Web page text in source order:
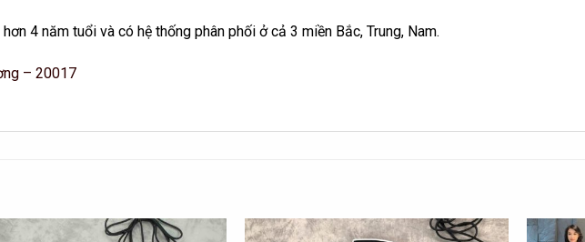
4 năm tuổi và có hệ thống phân phối ở cả 3 miền Bắc, Trung, Nam.
– 20017